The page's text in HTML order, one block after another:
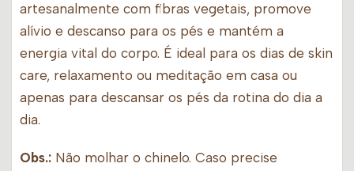
artesanalmente com fibras vegetais, promove
alívio e descanso para os pés e mantém a
energia vital do corpo. É ideal para os dias de skin
care, relaxamento ou meditação em casa ou
apenas para descansar os pés da rotina do dia a
dia.
Obs.: Não molhar o chinelo. Caso precise